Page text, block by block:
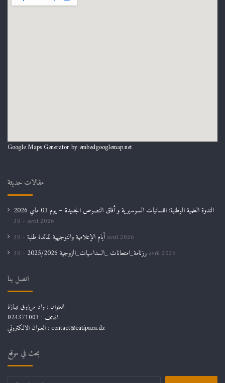
Google Maps Generator by embedgooglemap.net
مقالات حديثة
الندوة العلمية الوطنية: اللسانيات السوسيرية و أفاق النصوص الجديدة – يوم 03 ماي 2026
30 avril 2026
أيام الإعلامية والتوجيهية لفائدة طلبة30 avril 2026
رزنامة_امتحانات _السداسيات_الزوجية 2025/2026 30 avril 2026
اتصل بنا
العنوان : واد مرزوق تيبازة
الهاتف : 024371003
العنوان الالكتروني : contact@cutipaza.dz
بحث في موقع